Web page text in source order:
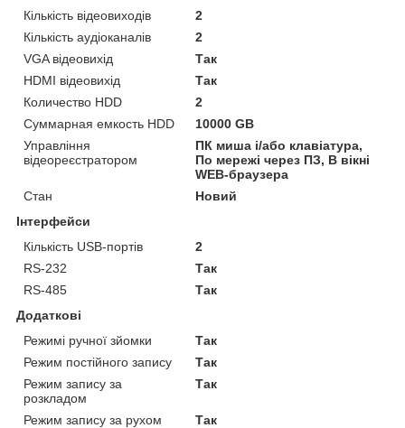
Кількість відеовиходів
2
Кількість аудіоканалів
2
VGA відеовихід
Так
HDMI відеовихід
Так
Количество HDD
2
Суммарная емкость HDD
10000 GB
Управління
відеореєстратором
ПК миша і/або клавіатура,
По мережі через ПЗ, В вікні
WEB-браузера
Стан
Новий
Інтерфейси
Кількість USB-портів
2
RS-232
Так
RS-485
Так
Додаткові
Режимі ручної зйомки
Так
Режим постійного запису
Так
Режим запису за
розкладом
Так
Режим запису за рухом
Так